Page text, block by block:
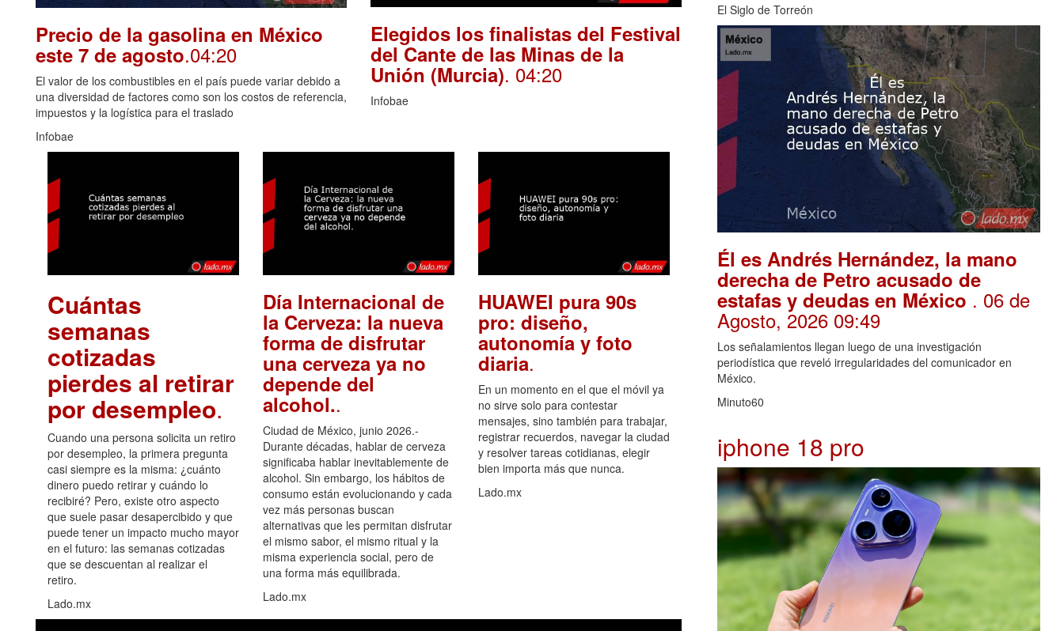
Precio de la gasolina en México
este 7 de agosto.04:20
El valor de los combustibles en el país puede variar debido a
una diversidad de factores como son los costos de referencia,
impuestos y la logística para el traslado
Infobae
Elegidos los finalistas del Festival
del Cante de las Minas de la
Unión (Murcia). 04:20
Infobae
Cuántas
semanas
cotizadas
pierdes al retirar
por desempleo.
Cuando una persona solicita un retiro
por desempleo, la primera pregunta
casi siempre es la misma: ¿cuánto
dinero puedo retirar y cuándo lo
recibiré? Pero, existe otro aspecto
que suele pasar desapercibido y que
puede tener un impacto mucho mayor
en el futuro: las semanas cotizadas
que se descuentan al realizar el
retiro.
Lado.mx
Día Internacional de
la Cerveza: la nueva
forma de disfrutar
una cerveza ya no
depende del
alcohol..
Ciudad de México, junio 2026.-
Durante décadas, hablar de cerveza
significaba hablar inevitablemente de
alcohol. Sin embargo, los hábitos de
consumo están evolucionando y cada
vez más personas buscan
alternativas que les permitan disfrutar
el mismo sabor, el mismo ritual y la
misma experiencia social, pero de
una forma más equilibrada.
Lado.mx
HUAWEI pura 90s
pro: diseño,
autonomía y foto
diaria.
En un momento en el que el móvil ya
no sirve solo para contestar
mensajes, sino también para trabajar,
registrar recuerdos, navegar la ciudad
y resolver tareas cotidianas, elegir
bien importa más que nunca.
Lado.mx
El Siglo de Torreón
Él es Andrés Hernández, la mano
derecha de Petro acusado de
estafas y deudas en México . 06 de
Agosto, 2026 09:49
Los señalamientos llegan luego de una investigación
periodística que reveló irregularidades del comunicador en
México.
Minuto60
iphone 18 pro